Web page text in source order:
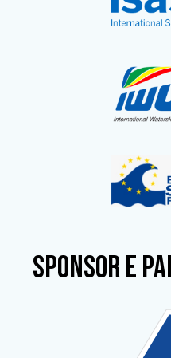
SPONSOR